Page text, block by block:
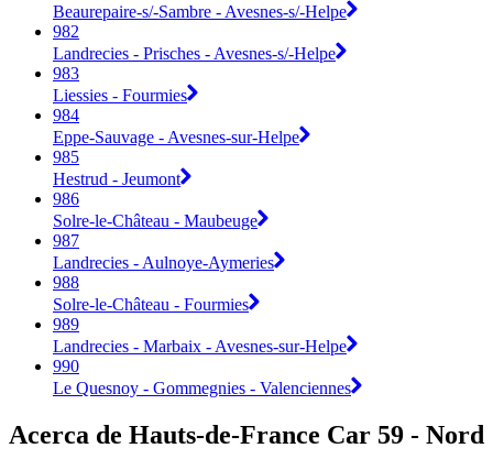
Beaurepaire-s/-Sambre - Avesnes-s/-Helpe
982
Landrecies - Prisches - Avesnes-s/-Helpe
983
Liessies - Fourmies
984
Eppe-Sauvage - Avesnes-sur-Helpe
985
Hestrud - Jeumont
986
Solre-le-Château - Maubeuge
987
Landrecies - Aulnoye-Aymeries
988
Solre-le-Château - Fourmies
989
Landrecies - Marbaix - Avesnes-sur-Helpe
990
Le Quesnoy - Gommegnies - Valenciennes
Acerca de Hauts-de-France Car 59 - Nord